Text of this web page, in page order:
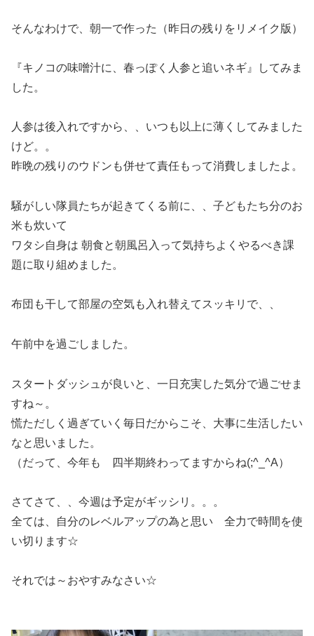
そんなわけで、朝一で作った（昨日の残りをリメイク版）
『キノコの味噌汁に、春っぽく人参と追いネギ』してみま
した。
人参は後入れですから、、いつも以上に薄くしてみました
けど。。
昨晩の残りのウドンも併せて責任もって消費しましたよ。
騒がしい隊員たちが起きてくる前に、、子どもたち分のお
米も炊いて
ワタシ自身は 朝食と朝風呂入って気持ちよくやるべき課
題に取り組めました。
布団も干して部屋の空気も入れ替えてスッキリで、、
午前中を過ごしました。
スタートダッシュが良いと、一日充実した気分で過ごせま
すね～。
慌ただしく過ぎていく毎日だからこそ、大事に生活したい
なと思いました。
（だって、今年も 四半期終わってますからね(;^_^A）
さてさて、、今週は予定がギッシリ。。。
全ては、自分のレベルアップの為と思い 全力で時間を使
い切ります☆
それでは～おやすみなさい☆